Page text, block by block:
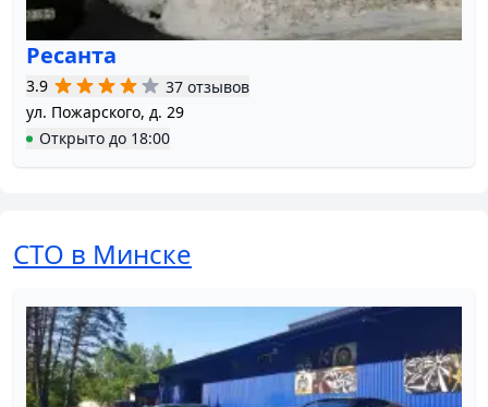
Ресанта
3.9
37 отзывов
ул. Пожарского, д. 29
Открыто до 18:00
СТО в Минске